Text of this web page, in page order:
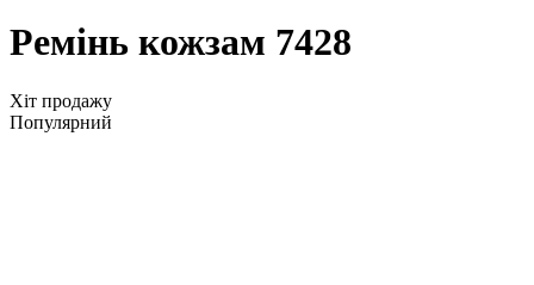
Ремінь кожзам 7428
Хіт продажу
Популярний